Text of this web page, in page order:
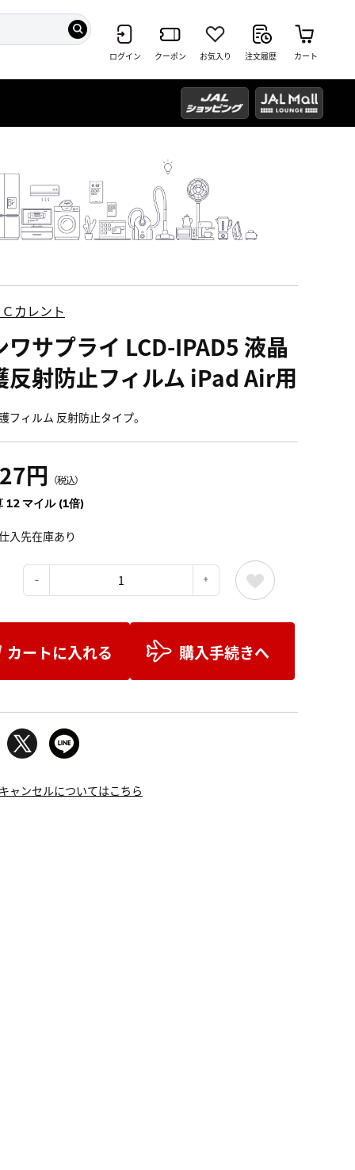
ログイン クーポン お気入り 注文履歴 カート
カレント
ワサプライ LCD-IPAD5 液晶
反射防止フィルム iPad Air用
フィルム 反射防止タイプ。
円 （税込）
12 マイル (1倍)
入先在庫あり
カートに入れる 購入手続きへ
ャンセルについてはこちら